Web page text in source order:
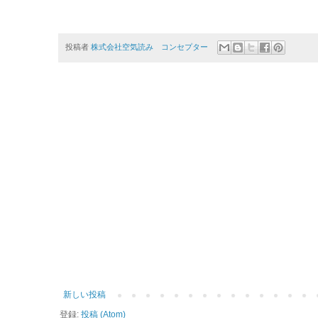
投稿者 株式会社空気読み コンセプター
新しい投稿
登録: 投稿 (Atom)